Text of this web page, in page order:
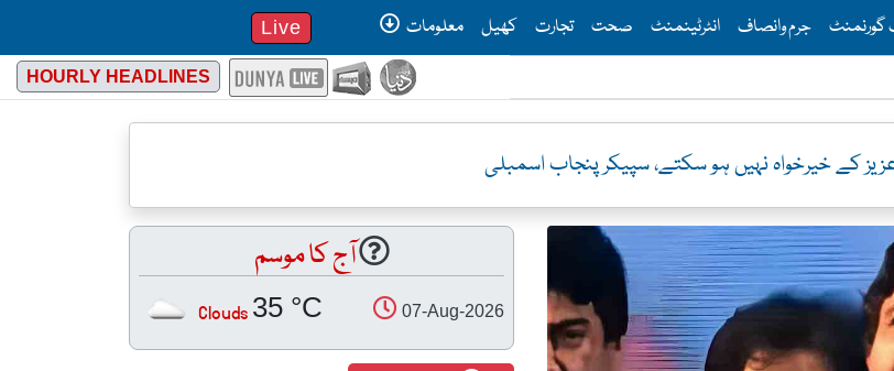
گورنمنٹ جرم وانصاف انٹرٹینمنٹ صحت تجارت کھیل معلومات Live
HOURLY HEADLINES
کے خیرخواہ نہیں ہو سکتے، سپیکر پنجاب اسمبلی
آج کا موسم
07-Aug-2026
35 °C
Clouds